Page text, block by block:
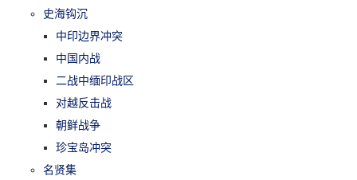
史海钩沉
中印边界冲突
中国内战
二战中缅印战区
对越反击战
朝鲜战争
珍宝岛冲突
名贤集